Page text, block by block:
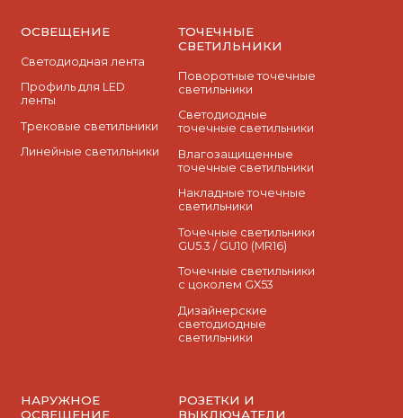
ОСВЕЩЕНИЕ
Светодиодная лента
Профиль для LED
ленты
Трековые светильники
Линейные светильники
ТОЧЕЧНЫЕ
СВЕТИЛЬНИКИ
Поворотные точечные
светильники
Cветодиодные
точечные светильники
Влагозащищенные
точечные светильники
Накладные точечные
светильники
Точечные светильники
GU5.3 / GU10 (MR16)
Точечные светильники
с цоколем GX53
Дизайнерские
светодиодные
светильники
НАРУЖНОЕ
ОСВЕЩЕНИЕ
РОЗЕТКИ И
ВЫКЛЮЧАТЕЛИ